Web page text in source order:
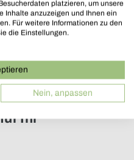
Ihr
platzieren, um unsere
Inhalte anzuzeigen und Ihnen ein
Für weitere Informationen zu den
die Einstellungen.
Nein, anpassen